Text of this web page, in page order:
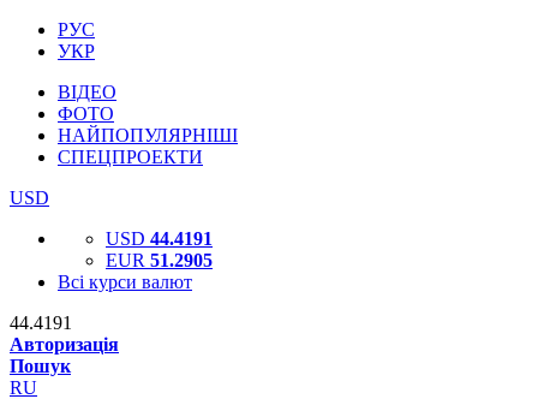
РУС
УКР
ВІДЕО
ФОТО
НАЙПОПУЛЯРНІШІ
СПЕЦПРОЕКТИ
USD
USD 44.4191
EUR 51.2905
Всі курси валют
44.4191
Авторизація
Пошук
RU